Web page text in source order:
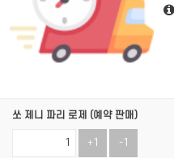
쏘 제니 파리 로제 (예약 판매)
+1 -1